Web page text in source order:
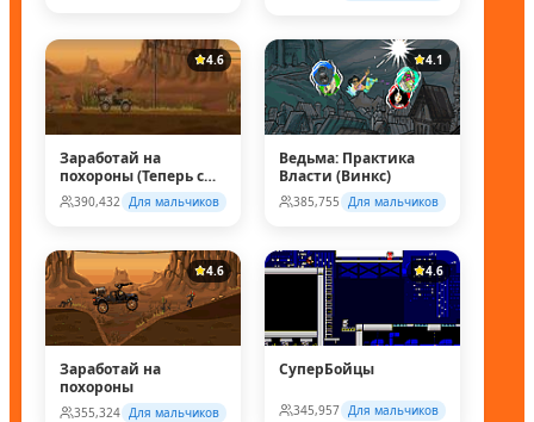
4.6
Заработай на
похороны (Теперь с
супер колесом!)
390,432 Для мальчиков
4.1
Ведьма: Практика
Власти (Винкс)
385,755 Для мальчиков
4.6
Заработай на
похороны
355,324 Для мальчиков
4.6
СуперБойцы
345,957 Для мальчиков